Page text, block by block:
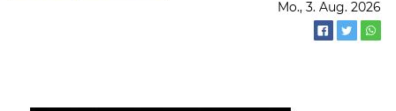
Mo., 3. Aug. 2026